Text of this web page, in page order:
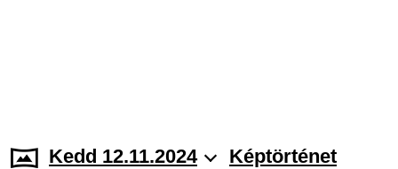
Kedd 12.11.2024 Képtörténet